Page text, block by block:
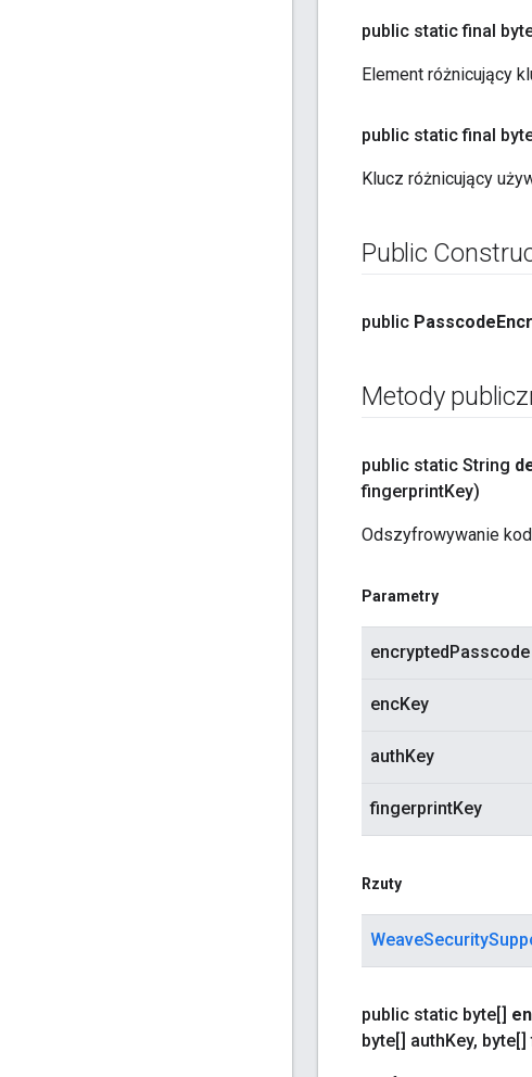
public static final
Element różnicujący
public static final
Klucz różnicujący
Public
public Passcode
Metody
public static String
fingerprintKey)
Odszyfrowywanie
Parametry
encryptedPasscode
encKey
authKey
fingerprintKey
Rzuty
public static byte[]
byte[] authKey, byte[]